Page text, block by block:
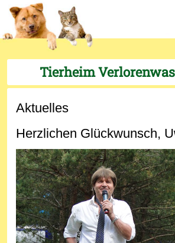
Tierheim
Aktuelles
Herzlichen Glückwunsch,